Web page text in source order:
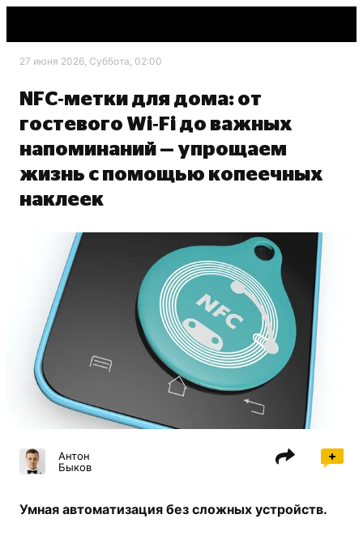
27 июня 2026, Суббота, 02:00
NFC‑метки для дома: от
гостевого Wi‑Fi до важных
напоминаний — упрощаем
жизнь с помощью копеечных
наклеек
Антон
Быков
Умная автоматизация без сложных устройств.